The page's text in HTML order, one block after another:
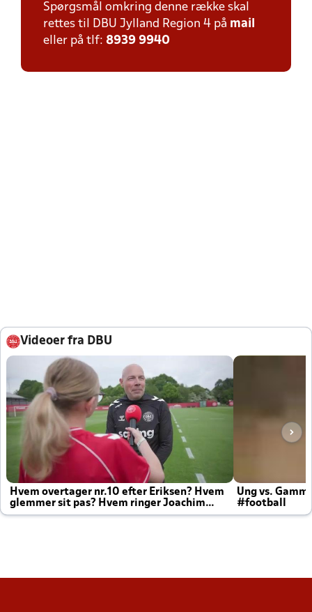
Spørgsmål omkring denne række skal
rettes til DBU Jylland Region 4 på mail
eller på tlf: 8939 9940
Videoer fra DBU
Hvem overtager nr.10 efter Eriksen? Hvem
glemmer sit pas? Hvem ringer Joachim
altid til efter kampe?
Ung vs.
#football